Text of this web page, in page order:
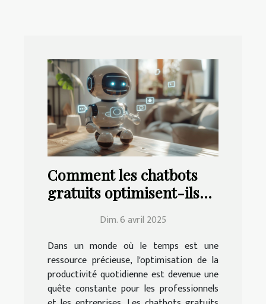
Comment les chatbots
gratuits optimisent-ils
quotidienne ?
Dim. 6 avril 2025
Dans un monde où le temps est une
ressource précieuse, l'optimisation de la
productivité quotidienne est devenue une
quête constante pour les professionnels